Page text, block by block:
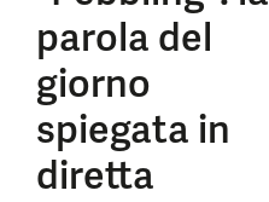
parola del
giorno
spiegata in
diretta